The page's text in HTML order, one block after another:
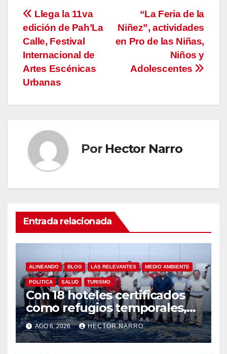
Navegación
de
entradas
“La Feria de la
Niñez”, actividades
en Pro de las Niñas,
Niños y
Adolescentes
Llega la 11va
edición de Pah’La
Calle, Festival
Internacional de
Artes Escénicas
Urbanas
Por Hector Narro
Entrada relacionada
ALINEANDO BLOG LAS RELEVANTES MEDIO AMBIENTE
POLITICA SALUD TURISMO
Con 18 hoteles certificados
como refugios temporales,
Gobierno de Los Cabos
refuerza la prevención y
garantiza un destino seguro
AGO 6, 2026 HECTOR NARRO